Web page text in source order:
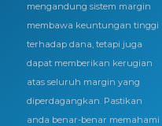
mengandung sistem margin
membawa keuntungan tinggi
terhadap dana, tetapi juga
dapat memberikan kerugian
atas seluruh margin yang
diperdagangkan. Pastikan
anda benar-benar memahami